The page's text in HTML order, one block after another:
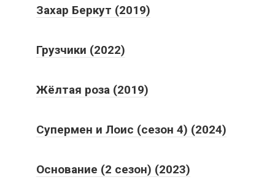
Захар Беркут (2019)
Грузчики (2022)
Жёлтая роза (2019)
Супермен и Лоис (сезон 4) (2024)
Основание (2 сезон) (2023)